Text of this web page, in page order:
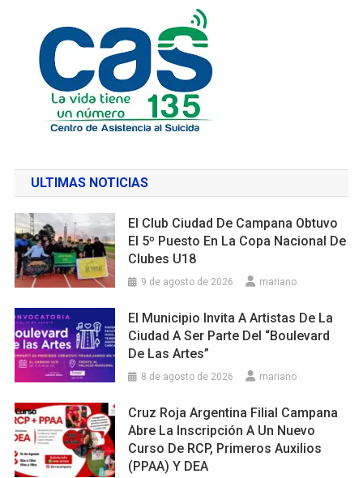
ULTIMAS NOTICIAS
El Club Ciudad De Campana Obtuvo
El 5º Puesto En La Copa Nacional De
Clubes U18
9 de agosto de 2026 mariano
El Municipio Invita A Artistas De La
Ciudad A Ser Parte Del “Boulevard
De Las Artes”
8 de agosto de 2026 mariano
Cruz Roja Argentina Filial Campana
Abre La Inscripción A Un Nuevo
Curso De RCP, Primeros Auxilios
(PPAA) Y DEA